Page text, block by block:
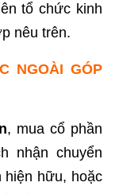
tổ chức kinh
nêu trên.
NGOÀI GÓP
, mua cổ phần
nhận chuyển
hiện hữu, hoặc